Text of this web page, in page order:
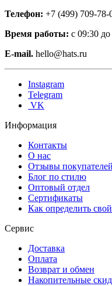
Телефон: +7 (499) 709-78-
Время работы: с 09:30
E-mail. hello@hats.ru
Instagram
Telegram
VK
Информация
Контакты
О нас
Отзывы покупателей
Блог по стилю
Оптовый отдел
Сертификаты
Как определить
Сервис
Доставка
Оплата
Возврат и обмен
Накопительные